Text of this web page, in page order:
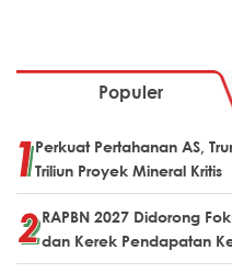
Populer
Perkuat Pertahanan AS,
Triliun Proyek Mineral Kritis
RAPBN 2027 Didorong
dan Kerek Pendapatan